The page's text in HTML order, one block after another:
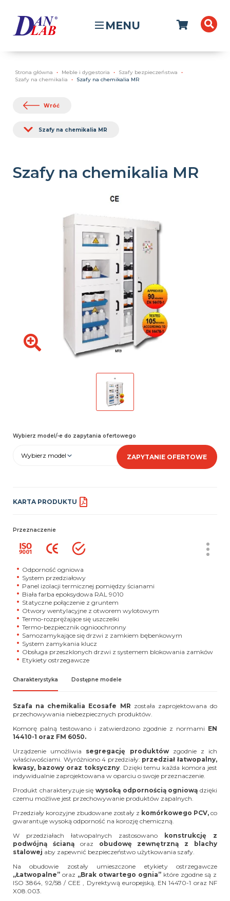
MENU
Strona główna Meble i dygestoria
Szafy bezpieczeństwa
Szafy na chemikalia
Szafy na chemikalia MR
Wróć
Szafy na chemikalia MR
Szafy na chemikalia MR
Wybierz model/-e do zapytania ofertowego
Wybierz model ZAPYTANIE OFERTOWE
KARTA PRODUKTU
Przeznaczenie
Odporność ogniowa
System przedziałowy
Panel izolacji termicznej pomiędzy ścianami
Biała farba epoksydowa RAL 9010
Statyczne połączenie z gruntem
Otwory wentylacyjne z otworem wylotowym
Termo-rozprężające się uszczelki
Termo-bezpiecznik ognioochronny
Samozamykające się drzwi z zamkiem bębenkowym
System zamykania klucz
Obsługa przeszklonych drzwi z systemem blokowania zamków
Etykiety ostrzegawcze
Charakterystyka Dostępne modele
Szafa na chemikalia Ecosafe MR została zaprojektowana do
przechowywania niebezpiecznych produktów.
Komorę palną testowano i zatwierdzono zgodnie z normami EN
14410-1 oraz FM 6050.
Urządzenie umożliwia segregację produktówzgodnie z ich
właściwościami. Wyróżniono 4 przedziały: przedział łatwopalny,
kwasy, bazowy oraz toksyczny. Dzięki temu każda komora jest
indywidualnie zaprojektowana w oparciu o swoje przeznaczenie.
Produkt charakteryzuje się wysoką odpornością ogniową dzięki
czemu możliwe jest przechowywanie produktów zapalnych.
Przedziały korozyjne zbudowane zostały z komórkowego PCV, co
gwarantuje wysoką odporność na korozję chemiczną.
W przedziałach łatwopalnych zastosowano konstrukcję z
podwójną ścianąoraz obudowę zewnętrzną z blachy
stalowej aby zapewnić bezpieczeństwo użytkowania szafy.
Na obudowie zostały umieszczone etykiety ostrzegawcze
„Łatwopalne” oraz „Brak otwartego ognia” które zgodne są z
ISO 3864, 92/58 / CEE , Dyrektywą europejską, EN 14470-1 oraz NF
X08.003.